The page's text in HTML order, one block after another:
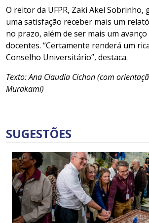
O reitor da UFPR, Zaki Akel Sobrinho,
uma satisfação receber mais um
no prazo, além de ser mais um
docentes. “Certamente renderá um
Conselho Universitário”, destaca.
Texto: Ana Claudia Cichon (com
Murakami)
SUGESTÕES